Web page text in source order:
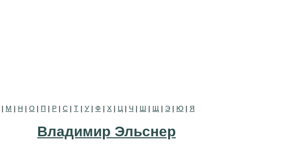
| М | Н | О | П | Р | С | Т | У | Ф | Х | Ц | Ч | Ш | Щ | Э | Ю | Я
Владимир Эльснер